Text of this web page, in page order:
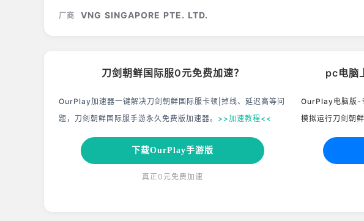
厂商 VNG SINGAPORE PTE. LTD.
刀剑朝鲜国际服0元免费加速？
OurPlay加速器一键解决刀剑朝鲜国际服卡顿|掉线、延迟高等问
题，刀剑朝鲜国际服手游永久免费版加速器。 >>加速教程<<
下载OurPlay手游版
真正0元免费加速
pc电脑
OurPlay电脑版-
模拟运行刀剑朝